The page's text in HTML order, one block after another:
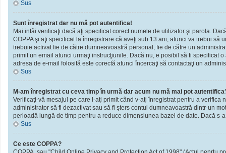
Sus
Sunt înregistrat dar nu mă pot autentifica!
Mai intâi verificaţi dacă aţi specificat corect numele de utilizator şi parola.
COPPA şi aţi specificat la înregistrare că aveţi sub 13 ani, atunci va trebui
trebuie activat fie de către dumneavoastră personal, fie de către un
primit un email atunci urmaţi instrucţiunile. Dacă nu, e posibil să fi specificat
adresa de e-mail folosită este corectă atunci încercaţi să contactaţi un
Sus
M-am înregistrat cu ceva timp în urmă dar acum nu mă mai pot
Verificaţi-vă mesajul pe care l-aţi primit când v-aţi înregistrat pentru a
administrator să fi dezactivat sau să fi şters contul dumneavoastră dintr-un
perioadă lungă de timp pentru a reduce dimensiunea bazei de date. Dacă
Sus
Ce este COPPA?